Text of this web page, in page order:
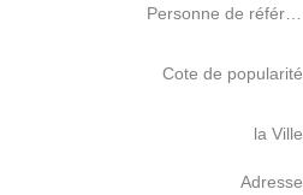
Cote de popularité
la Ville
Adresse